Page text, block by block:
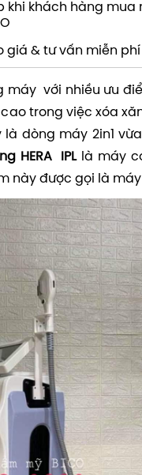
khi khách hàng mua
giá & tư vấn miễn phí
máy với nhiều ưu
trong việc xóa
dòng máy 2in1
HERA IPLlà máy
này được gọi là máy